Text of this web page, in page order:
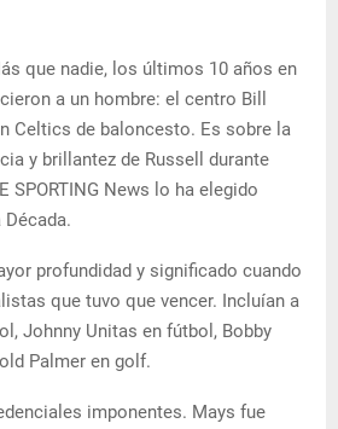
que nadie, los últimos 10 años en
a un hombre: el centro Bill
Celtics de baloncesto. Es sobre la
y brillantez de Russell durante
SPORTING News lo ha elegido
profundidad y significado cuando
que tuvo que vencer. Incluían a
Johnny Unitas en fútbol, ​​Bobby
Palmer en golf.
imponentes. Mays fue